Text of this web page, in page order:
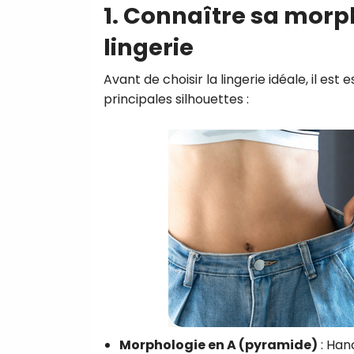
1. Connaître sa
lingerie
Avant de choisir la lingerie idéale, il est
principales silhouettes :
Morphologie en A (pyramide) :